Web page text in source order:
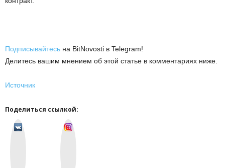
Подписывайтесь на BitNovosti в Telegram!
Делитесь вашим мнением об этой статье в комментариях ниже.
Источник
Поделиться ссылкой: